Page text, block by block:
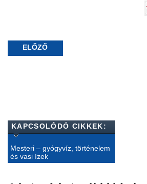
ELŐZŐ
KAPCSOLÓDÓ CIKKEK:
Mesteri – gyógyvíz, történelem
és vasi ízek